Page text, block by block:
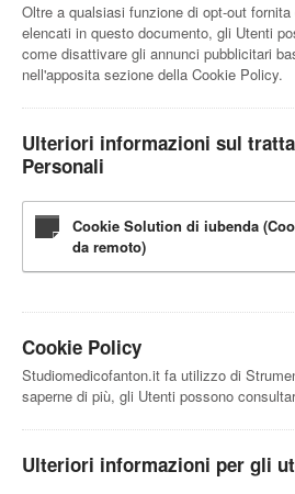
Oltre a qualsiasi funzione di opt-out
elencati in questo documento, gli Utenti
come disattivare gli annunci pubblicitari
nell'apposita sezione della Cookie Policy.
Ulteriori informazioni sul
Personali
Cookie Solution di iubenda
da remoto)
Cookie Policy
Studiomedicofanton.it fa utilizzo di
saperne di più, gli Utenti possono
Ulteriori informazioni per gli